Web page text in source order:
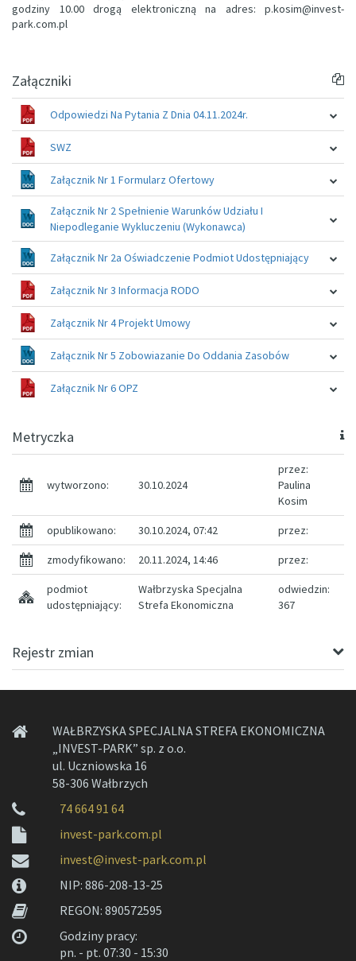
godziny 10.00 drogą elektroniczną na adres: p.kosim@invest-
park.com.pl
Załączniki
Odpowiedzi Na Pytania Z Dnia 04.11.2024r.
SWZ
Załącznik Nr 1 Formularz Ofertowy
Załącznik Nr 2 Spełnienie Warunków Udziału I
Niepodleganie Wykluczeniu (Wykonawca)
Załącznik Nr 2a Oświadczenie Podmiot Udostępniający
Załącznik Nr 3 Informacja RODO
Załącznik Nr 4 Projekt Umowy
Załącznik Nr 5 Zobowiazanie Do Oddania Zasobów
Załącznik Nr 6 OPZ
Metryczka
wytworzono: 30.10.2024
przez:
Paulina
Kosim
opublikowano: 30.10.2024, 07:42 przez:
zmodyfikowano: 20.11.2024, 14:46 przez:
podmiot
udostępniający:
Wałbrzyska Specjalna
Strefa Ekonomiczna
odwiedzin:
367
Rejestr zmian
WAŁBRZYSKA SPECJALNA STREFA EKONOMICZNA
„INVEST-PARK” sp. z o.o.
ul. Uczniowska 16
58-306 Wałbrzych
74 664 91 64
invest-park.com.pl
invest@invest-park.com.pl
NIP: 886-208-13-25
REGON: 890572595
Godziny pracy:
pn. - pt. 07:30 - 15:30